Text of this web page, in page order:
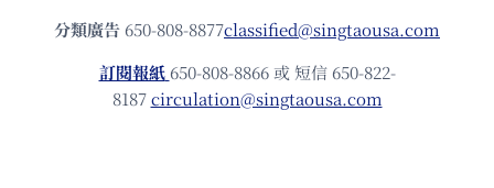
分類廣告 650-808-8877classified@singtaousa.com
訂閱報紙 650-808-8866 或 短信 650-822-
8187circulation@singtaousa.com